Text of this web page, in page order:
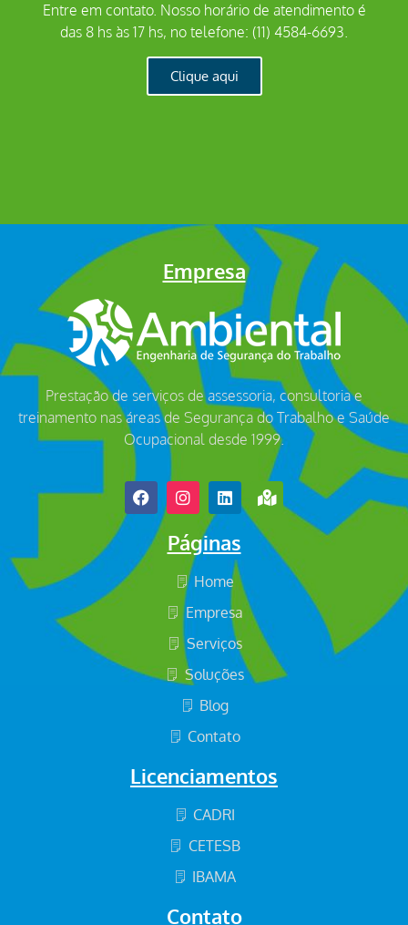
Entre em contato. Nosso horário de atendimento é
das 8 hs às 17 hs, no telefone: (11) 4584-6693.
Clique aqui
Empresa
Prestação de serviços de assessoria, consultoria e
treinamento nas áreas de Segurança do Trabalho e Saúde
Ocupacional desde 1999.
Páginas
Home
Empresa
Serviços
Soluções
Blog
Contato
Licenciamentos
CADRI
CETESB
IBAMA
Contato